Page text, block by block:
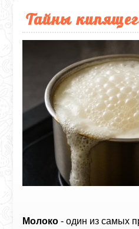
Тайны
Молоко - один из самых